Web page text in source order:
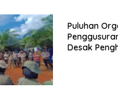
Puluhan
Desak